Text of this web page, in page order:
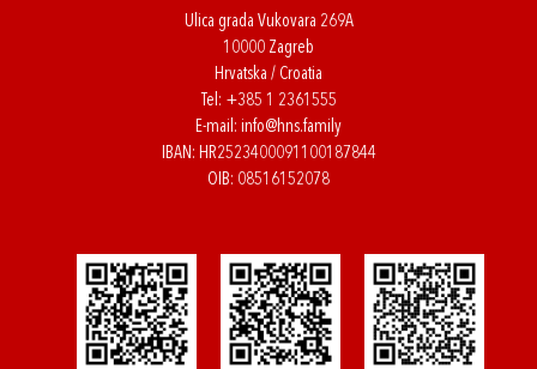
Ulica grada Vukovara 269A
10000 Zagreb
Hrvatska / Croatia
Tel: +385 1 2361555
E-mail: info@hns.family
IBAN: HR2523400091100187844
OIB: 08516152078